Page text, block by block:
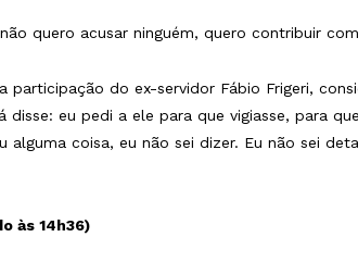
não quero acusar ninguém, quero contribuir
participação do ex-servidor Fábio Frigeri,
disse: eu pedi a ele para que vigiasse, para
alguma coisa, eu não sei dizer. Eu não sei
às 14h36)